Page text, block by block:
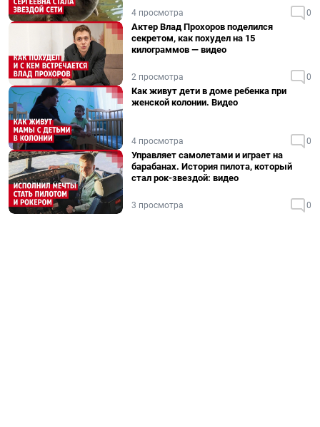
4 просмотра 0
Актер Влад Прохоров поделился
секретом, как похудел на 15
килограммов — видео
2 просмотра 0
Как живут дети в доме ребенка при
женской колонии. Видео
4 просмотра 0
Управляет самолетами и играет на
барабанах. История пилота, который
стал рок-звездой: видео
3 просмотра 0